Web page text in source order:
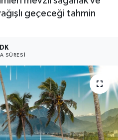
geçeceği tahmin
SÜRESI